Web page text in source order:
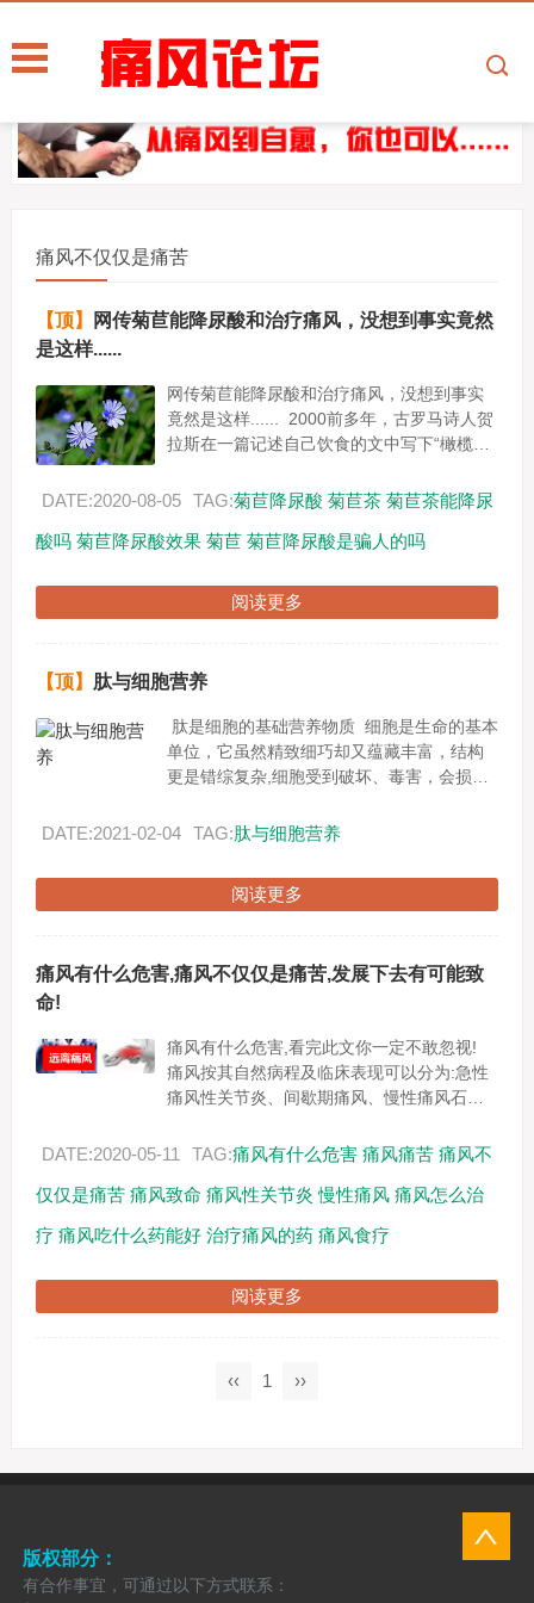
痛风不仅仅是痛苦
【顶】
网传菊苣能降尿酸和治疗痛风，没想到事实竟然
是这样......
网传菊苣能降尿酸和治疗痛风，没想到事实
竟然是这样...... 2000前多年，古罗马诗人贺
拉斯在一篇记述自己饮食的文中写下“橄榄、
食...
DATE:2020-08-05 TAG:菊苣降尿酸 菊苣茶 菊苣茶能降尿
酸吗 菊苣降尿酸效果 菊苣 菊苣降尿酸是骗人的吗
阅读更多
【顶】 肽与细胞营养
肽是细胞的基础营养物质 细胞是生命的基本
单位，它虽然精致细巧却又蕴藏丰富，结构
更是错综复杂,细胞受到破坏、毒害，会损害
就是--------...
DATE:2021-02-04 TAG:肽与细胞营养
阅读更多
痛风有什么危害,痛风不仅仅是痛苦,发展下去有可能致
命!
痛风有什么危害,看完此文你一定不敢忽视!
痛风按其自然病程及临床表现可以分为:急性
痛风性关节炎、间歇期痛风、慢性痛风石病
节炎 通常发生...
DATE:2020-05-11 TAG:痛风有什么危害 痛风痛苦 痛风不
仅仅是痛苦 痛风致命 痛风性关节炎 慢性痛风 痛风怎么治
疗 痛风吃什么药能好 治疗痛风的药 痛风食疗
阅读更多
‹‹ 1 ››
版权部分：
有合作事宜，可通过以下方式联系：